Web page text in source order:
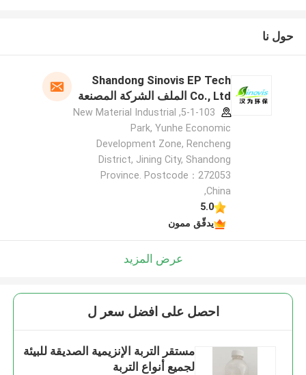
حول نا
Shandong Sinovis EP Tech
Co., Ltd الملف الشركة المصنعة
5-1-103, New Material Industrial
Park, Yunhe Economic
Development Zone, Rencheng
District, Jining City, Shandong
Province. Postcode：272053
,China
5.0
يدقّق ممون
عرض المزيد
احصل على افضل سعر ل
مستقر التربة الإنزيمية الصديقة للبيئة
لجميع أنواع التربة